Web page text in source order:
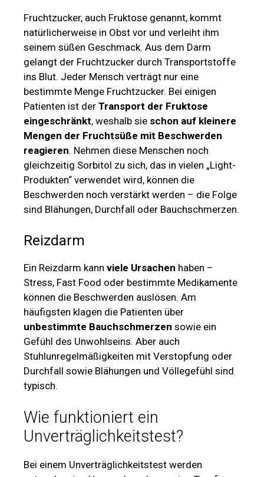
Fruchtzucker, auch Fruktose genannt, kommt
natürlicherweise in Obst vor und verleiht ihm
seinem süßen Geschmack. Aus dem Darm
gelangt der Fruchtzucker durch Transportstoffe
ins Blut. Jeder Mensch verträgt nur eine
bestimmte Menge Fruchtzucker. Bei einigen
Patienten ist der Transport der Fruktose
eingeschränkt, weshalb sie schon auf kleinere
Mengen der Fruchtsüße mit Beschwerden
reagieren. Nehmen diese Menschen noch
gleichzeitig Sorbitol zu sich, das in vielen „Light-
Produkten“ verwendet wird, können die
Beschwerden noch verstärkt werden – die Folge
sind Blähungen, Durchfall oder Bauchschmerzen.
Reizdarm
Ein Reizdarm kann viele Ursachen haben –
Stress, Fast Food oder bestimmte Medikamente
können die Beschwerden auslösen. Am
häufigsten klagen die Patienten über
unbestimmte Bauchschmerzen sowie ein
Gefühl des Unwohlseins. Aber auch
Stuhlunregelmäßigkeiten mit Verstopfung oder
Durchfall sowie Blähungen und Völlegefühl sind
typisch.
Wie funktioniert ein
Unverträglichkeitstest?
Bei einem Unverträglichkeitstest werden